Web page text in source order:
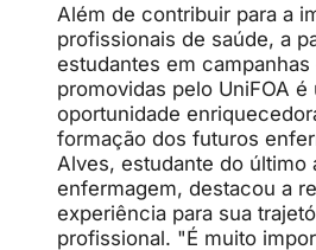
Além de contribuir para a
profissionais de saúde, a
estudantes em
promovidas pelo UniFOA é
oportunidade
formação dos futuros
Alves, estudante do último
enfermagem, destacou a
experiência para sua
profissional. "É muito